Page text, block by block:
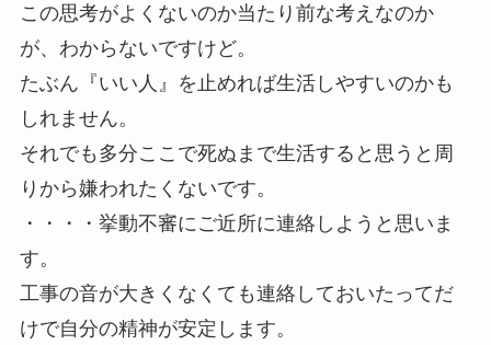
この思考がよくないのか当たり前な考えなのか
が、わからないですけど。
たぶん『いい人』を止めれば生活しやすいのかも
しれません。
それでも多分ここで死ぬまで生活すると思うと周
りから嫌われたくないです。
・・・・挙動不審にご近所に連絡しようと思いま
す。
工事の音が大きくなくても連絡しておいたってだ
けで自分の精神が安定します。